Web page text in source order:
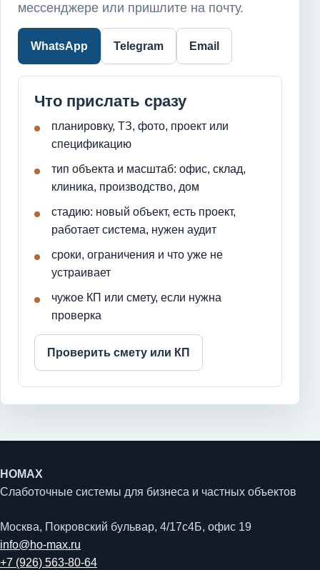
мессенджере или пришлите на почту.
WhatsApp Telegram Email
Что прислать сразу
планировку, ТЗ, фото, проект или
спецификацию
тип объекта и масштаб: офис, склад,
клиника, производство, дом
стадию: новый объект, есть проект,
работает система, нужен аудит
сроки, ограничения и что уже не
устраивает
чужое КП или смету, если нужна
проверка
Проверить смету или КП
HOMAX
Слаботочные системы для бизнеса и частных объектов
Москва, Покровский бульвар, 4/17с4Б, офис 19
info@ho-max.ru
+7 (926) 563-80-64